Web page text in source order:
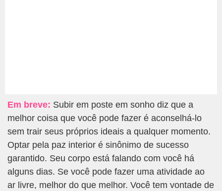
Em breve: Subir em poste em sonho diz que a
melhor coisa que você pode fazer é aconselhá-lo
sem trair seus próprios ideais a qualquer momento.
Optar pela paz interior é sinônimo de sucesso
garantido. Seu corpo está falando com você há
alguns dias. Se você pode fazer uma atividade ao
ar livre, melhor do que melhor. Você tem vontade de